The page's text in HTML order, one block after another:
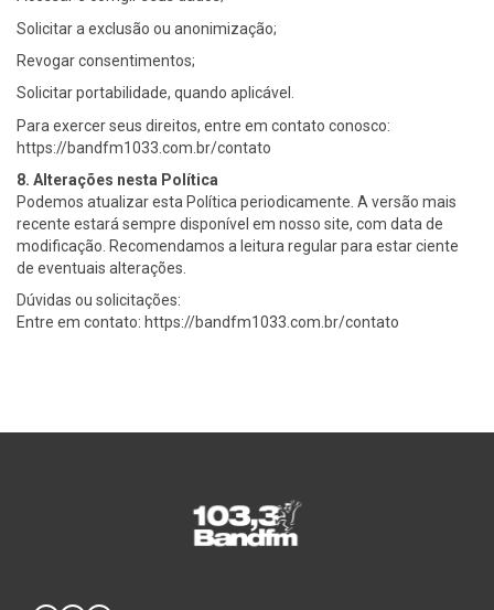
Solicitar a exclusão ou anonimização;
Revogar consentimentos;
Solicitar portabilidade, quando aplicável.
Para exercer seus direitos, entre em contato conosco:
https://bandfm1033.com.br/contato
8. Alterações nesta Política
Podemos atualizar esta Política periodicamente. A versão mais
recente estará sempre disponível em nosso site, com data de
modificação. Recomendamos a leitura regular para estar ciente
de eventuais alterações.
Dúvidas ou solicitações:
Entre em contato: https://bandfm1033.com.br/contato